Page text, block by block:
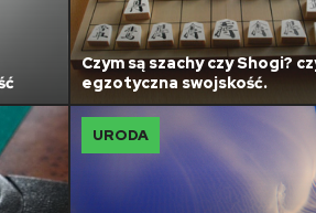
Czym są szachy czy Shogi?
egzotyczna swojskość.
URODA